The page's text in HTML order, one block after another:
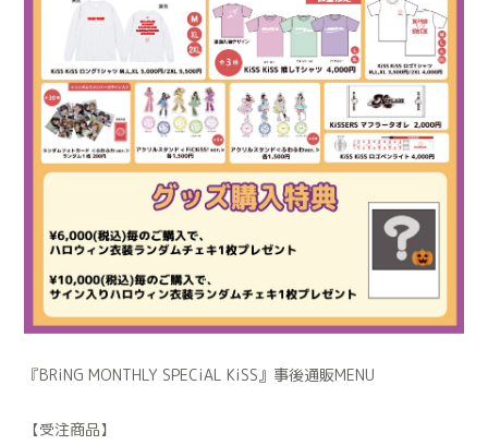
『BRiNG MONTHLY SPECiAL KiSS』事後通販MENU
【受注商品】